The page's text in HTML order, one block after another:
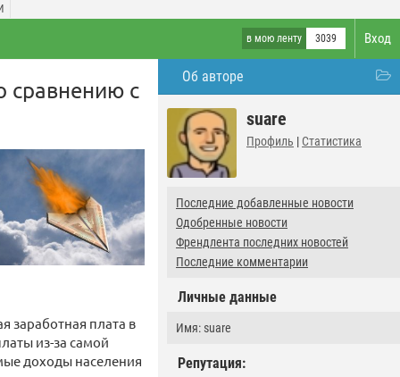
Вход
в мою ленту 3039
Об авторе
suare
Профиль | Статистика
Последние добавленные новости
Одобренные новости
Френдлента последних новостей
Последние комментарии
Личные данные
Имя: suare
Репутация:
сравнению с
заработная плата в
из-за самой
доходы населения